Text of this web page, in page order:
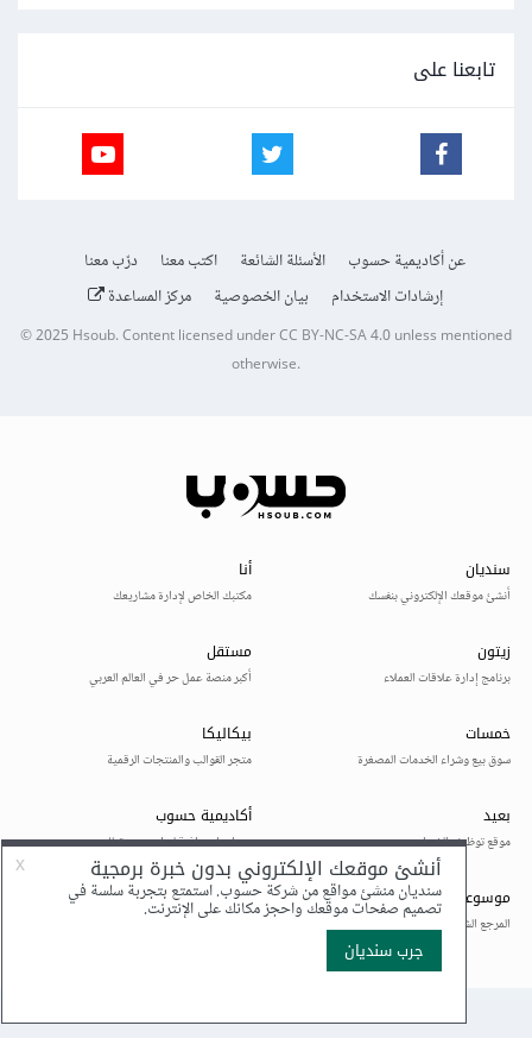
تابعنا على
عن أكاديمية حسوب الأسئلة الشائعة اكتب معنا
درّب معنا
إرشادات الاستخدام
بيان الخصوصية مركز المساعدة
© 2025Hsoub.Content licensed underCC BY-NC-SA 4.0unless mentioned
otherwise.